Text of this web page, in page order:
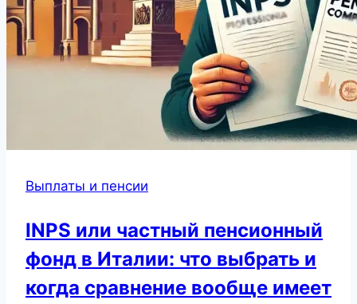
Выплаты и пенсии
INPS или частный пенсионный
фонд в Италии: что выбрать и
когда сравнение вообще имеет